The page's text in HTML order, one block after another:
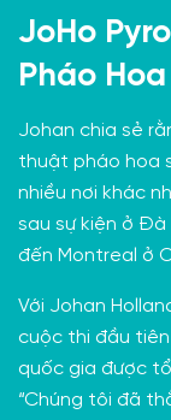
JoHo
Pháo
Johan chia sẻ
thuật pháo hoa
nhiều nơi khác
sau sự kiện ở Đà
đến Montreal ở
Với Johan
cuộc thi đầu
quốc gia được
“Chúng tôi đã